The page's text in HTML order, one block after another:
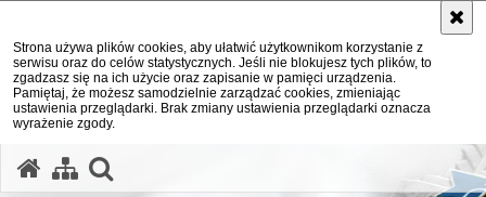
Strona używa plików cookies, aby ułatwić użytkownikom korzystanie z
serwisu oraz do celów statystycznych. Jeśli nie blokujesz tych plików, to
zgadzasz się na ich użycie oraz zapisanie w pamięci urządzenia.
Pamiętaj, że możesz samodzielnie zarządzać cookies, zmieniając
ustawienia przeglądarki. Brak zmiany ustawienia przeglądarki oznacza
wyrażenie zgody.